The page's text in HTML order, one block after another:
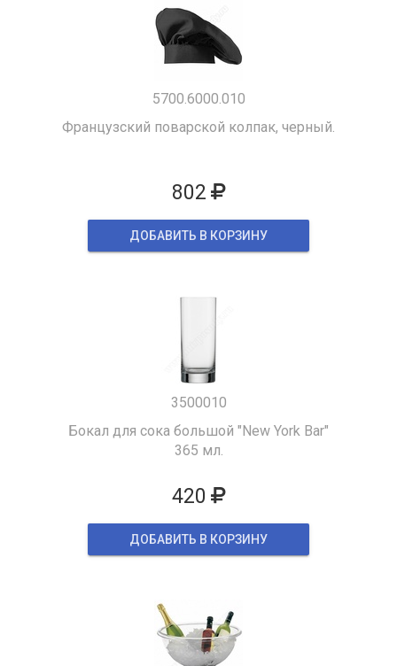
5700.6000.010
Французский поварской колпак, черный.
802
ДОБАВИТЬ В КОРЗИНУ
3500010
Бокал для сока большой "New York Bar"
365 мл.
420
ДОБАВИТЬ В КОРЗИНУ